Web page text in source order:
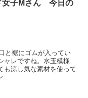
女子Mさん 今日の
と裾にゴムが入ってい
ャレですね。水玉模様
も涼し気な素材を使って